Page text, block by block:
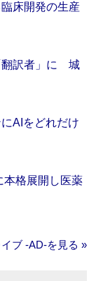
床開発の生産
翻訳者」に 城
AIをどれだけ
本格展開し医薬
ブ ‐AD‐を見る »